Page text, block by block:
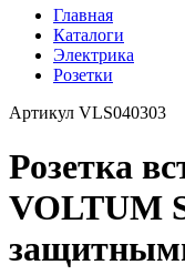
Главная
Каталоги
Электрика
Розетки
Артикул VLS040303
Розетка
VOLTUM